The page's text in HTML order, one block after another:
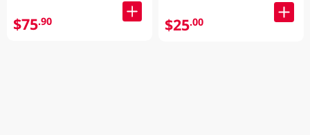
$75.90 $25.00